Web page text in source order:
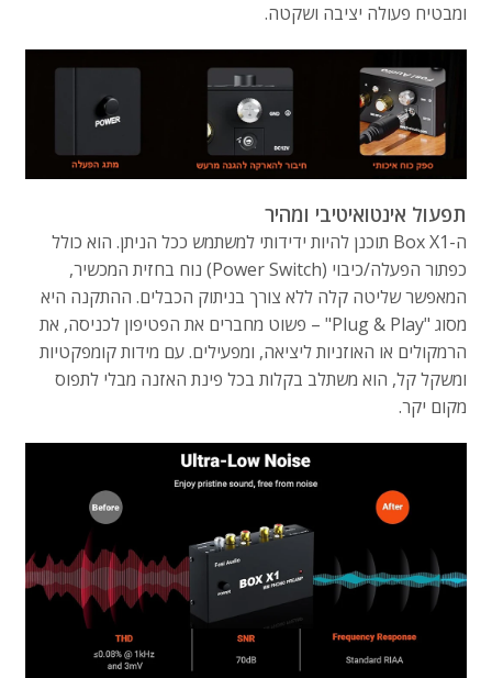
ומבטיח פעולה יציבה ושקטה.
תפעול אינטואיטיבי ומהיר
ה-Box X1 תוכנן להיות ידידותי למשתמש ככל הניתן. הוא כולל
כפתור הפעלה/כיבוי (Power Switch) נוח בחזית המכשיר,
המאפשר שליטה קלה ללא צורך בניתוק הכבלים. ההתקנה היא
מסוג "Plug & Play" – פשוט מחברים את הפטיפון לכניסה, את
הרמקולים או האוזניות ליציאה, ומפעילים. עם מידות קומפקטיות
ומשקל קל, הוא משתלב בקלות בכל פינת האזנה מבלי לתפוס
מקום יקר.